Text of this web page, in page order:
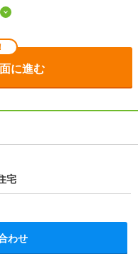
負担金4.5万円 害虫駆除費2.
に進む
宅
わせ